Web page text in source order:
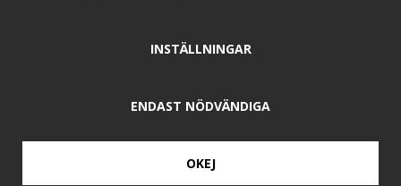
INSTÄLLNINGAR
ENDAST NÖDVÄNDIGA
OKEJ